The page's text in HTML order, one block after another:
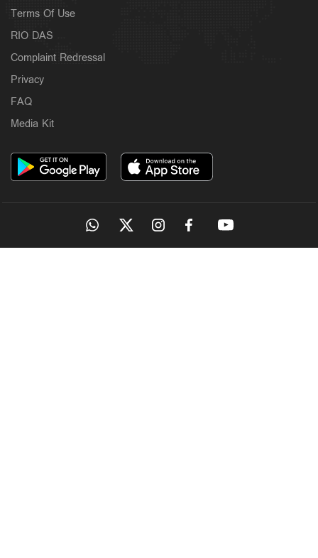
Terms Of Use
RIO DAS
Complaint Redressal
Privacy
FAQ
Media Kit